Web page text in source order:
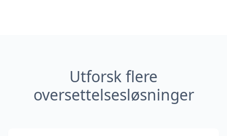
Utforsk flere
oversettelsesløsninger